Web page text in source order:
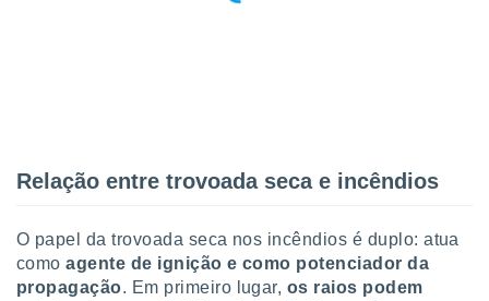
da
medir o
dos
Relação entre trovoada seca e incêndios
O papel da trovoada seca nos incêndios é duplo: atua
comoagente de ignição e como potenciador da
propagação. Em primeiro lugar, os raios podem